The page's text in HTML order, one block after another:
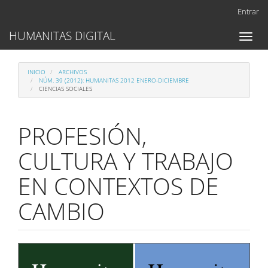
Contenido
principal
lateral
Entrar
Toggle
HUMANITAS DIGITAL
INICIO
ARCHIVOS
NÚM. 39 (2012): HUMANITAS 2012 ENERO-DICIEMBRE
CIENCIAS SOCIALES
PROFESIÓN,
CULTURA Y TRABAJO
EN CONTEXTOS DE
CAMBIO
Barra